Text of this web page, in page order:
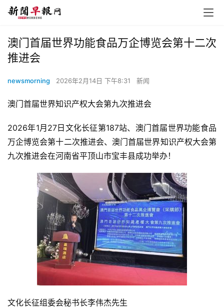
澳门首届世界功能食品万企博览会第十二次
推进会
newsmorning 2026年2月14日 下午8:31 新闻
澳门首届世界知识产权大会第九次推进会
2026年1月27日文化长征第187站、澳门首届世界功能食品
万企博览会第十二次推进会、澳门首届世界知识产权大会第
九次推进会在河南省平顶山市宝丰县成功举办！
文化长征组委会秘书长李伟杰先生